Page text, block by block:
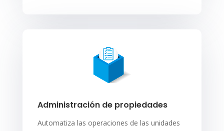
Administración de propiedades
Automatiza las operaciones de las unidades